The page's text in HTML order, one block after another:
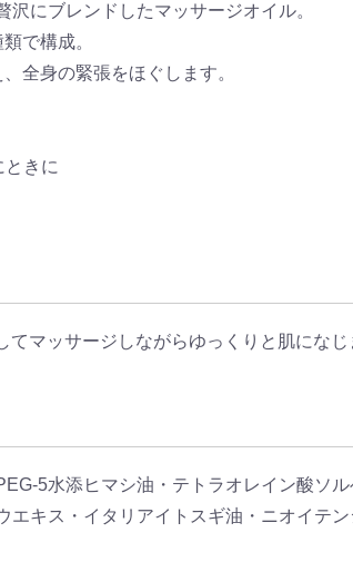
にブレンドしたマッサージオイル。
で構成。
全身の緊張をほぐします。
きに
マッサージしながらゆっくりと肌になじ
5水添ヒマシ油・テトラオレイン酸ソ
エキス・イタリアイトスギ油・ニオイテ